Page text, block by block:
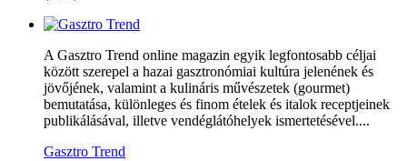
A Gasztro Trend online magazin egyik legfontosabb céljai
között szerepel a hazai gasztronómiai kultúra jelenének és
jövőjének, valamint a kulináris művészetek (gourmet)
bemutatása, különleges és finom ételek és italok receptjeinek
publikálásával, illetve vendéglátóhelyek ismertetésével....
Gasztro Trend